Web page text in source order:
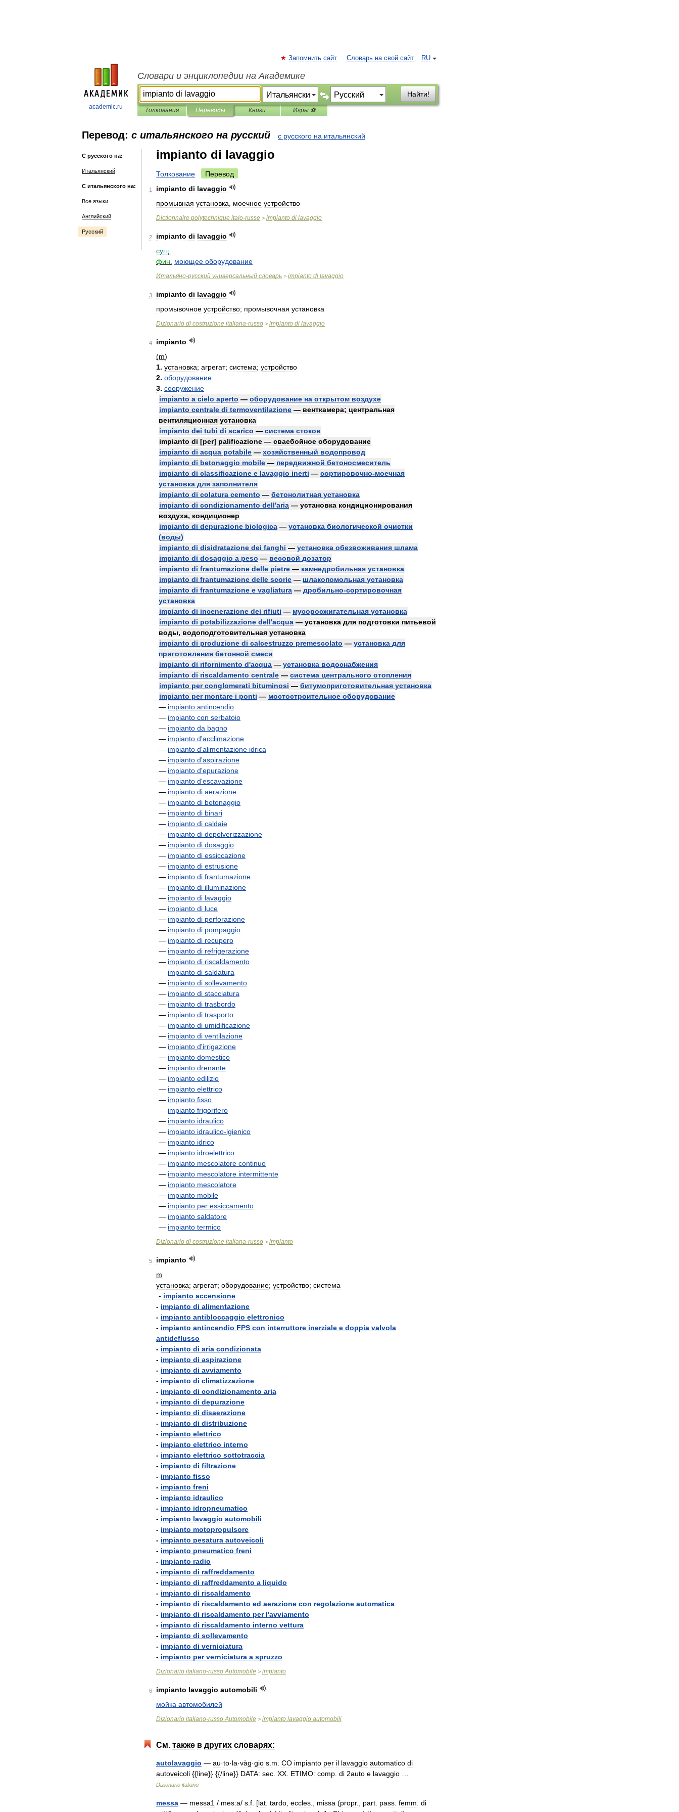
academic.ru
RU
Запомнить сайт Словарь на свой сайт
Словари и энциклопедии на Академике
Найти!
Толкования Переводы Книги Игры ⚽
Перевод: с итальянского на русский с русского на итальянский
С русского на:
Итальянский
С итальянского на:
Все языки
Английский
Русский
impianto di lavaggio
Толкование Перевод
1 impianto di lavaggio
промывная установка моечное устройство
Dictionnaire polytechnique italo-russe > impianto di lavaggio
2 impianto di lavaggio
сущ
фин
моющее оборудование
Итальяно-русский универсальный словарь > impianto di lavaggio
3 impianto di lavaggio
промывочное устройство; промывочная установка
Dizionario di costruzione italiana-russo > impianto di lavaggio
4
impianto
(m)
1. установка; агрегат; система; устройство
2. оборудование
3. сооружение
impianto a cielo aperto — оборудование на открытом воздухе
impianto centrale di termoventilazione — венткамера; центральная
вентиляционная установка
impianto dei tubi di scarico — система стоков
impianto di [per] palificazione — сваебойное оборудование
impianto di acqua potabile — хозяйственный водопровод
impianto di betonaggio mobile — передвижной бетоносмеситель
impianto di classificazione e lavaggio inerti — сортировочно-моечная
установка для заполнителя
impianto di colatura cemento — бетонолитная установка
impianto di condizionamento dell'aria — установка кондиционирования
воздуха, кондиционер
impianto di depurazione biologica — установка биологической очистки
(воды)
impianto di disidratazione dei fanghi — установка обезвоживания шлама
impianto di dosaggio a peso — весовой дозатор
impianto di frantumazione delle pietre — камнедробильная установка
impianto di frantumazione delle scorie — шлакопомольная установка
impianto di frantumazione e vagliatura — дробильно-сортировочная
установка
impianto di incenerazione dei rifiuti — мусоросжигательная установка
impianto di potabilizzazione dell'acqua — установка для подготовки питьевой
воды, водоподготовительная установка
impianto di produzione di calcestruzzo premescolato — установка для
приготовления бетонной смеси
impianto di rifornimento d'acqua — установка водоснабжения
impianto di riscaldamento centrale — система центрального отопления
impianto per conglomerati bituminosi — битумоприготовительная установка
impianto per montare i ponti — мостостроительное оборудование
— impianto antincendio
— impianto con serbatoio
— impianto da bagno
— impianto d'acclimazione
— impianto d'alimentazione idrica
— impianto d'aspirazione
— impianto d'epurazione
— impianto d'escavazione
— impianto di aerazione
— impianto di betonaggio
— impianto di binari
— impianto di caldaie
— impianto di depolverizzazione
— impianto di dosaggio
— impianto di essiccazione
— impianto di estrusione
— impianto di frantumazione
— impianto di illuminazione
— impianto di lavaggio
— impianto di luce
— impianto di perforazione
— impianto di pompaggio
— impianto di recupero
— impianto di refrigerazione
— impianto di riscaldamento
— impianto di saldatura
— impianto di sollevamento
— impianto di stacciatura
— impianto di trasbordo
— impianto di trasporto
— impianto di umidificazione
— impianto di ventilazione
— impianto d'irrigazione
— impianto domestico
— impianto drenante
— impianto edilizio
— impianto elettrico
— impianto fisso
— impianto frigorifero
— impianto idraulico
— impianto idraulico-igienico
— impianto idrico
— impianto idroelettrico
— impianto mescolatore continuo
— impianto mescolatore intermittente
— impianto mescolatore
— impianto mobile
— impianto per essiccamento
— impianto saldatore
— impianto termico
Dizionario di costruzione italiana-russo > impianto
5
impianto
m
установка; агрегат; оборудование; устройство; система
- impianto accensione
- impianto di alimentazione
- impianto antibloccaggio elettronico
- impianto antincendio FPS con interruttore inerziale e doppia valvola
antideflusso
- impianto di aria condizionata
- impianto di aspirazione
- impianto di avviamento
- impianto di climatizzazione
- impianto di condizionamento aria
- impianto di depurazione
- impianto di disaerazione
- impianto di distribuzione
- impianto elettrico
- impianto elettrico interno
- impianto elettrico sottotraccia
- impianto di filtrazione
- impianto fisso
- impianto freni
- impianto idraulico
- impianto idropneumatico
- impianto lavaggio automobili
- impianto motopropulsore
- impianto pesatura autoveicoli
- impianto pneumatico freni
- impianto radio
- impianto di raffreddamento
- impianto di raffreddamento a liquido
- impianto di riscaldamento
- impianto di riscaldamento ed aerazione con regolazione automatica
- impianto di riscaldamento per l'avviamento
- impianto di riscaldamento interno vettura
- impianto di sollevamento
- impianto di verniciatura
- impianto per verniciatura a spruzzo
Dizionario italiano-russo Automobile > impianto
6 impianto lavaggio automobili
мойка автомобилей
Dizionario italiano-russo Automobile > impianto lavaggio automobili
См. также в других словарях:
autolavaggio — au·to·la·vàg·gio s m CO impianto per il lavaggio automatico di
autoveicoli {{line}} {{/line}} DATA: sec XX ETIMO: comp di 2auto e lavaggio
Dizionario italiano
messa — messa1 / mes:a/ s f . [lat tardo eccles missa (propr., part pass femm di